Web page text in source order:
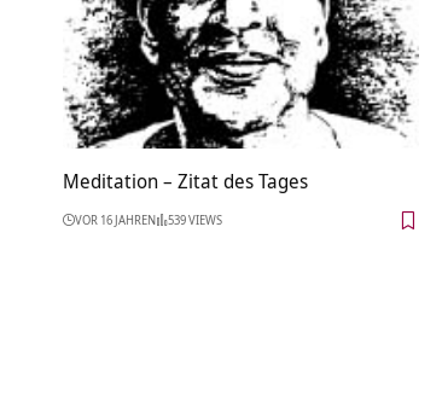
Meditation – Zitat des Tages
VOR 16 JAHREN 539 VIEWS